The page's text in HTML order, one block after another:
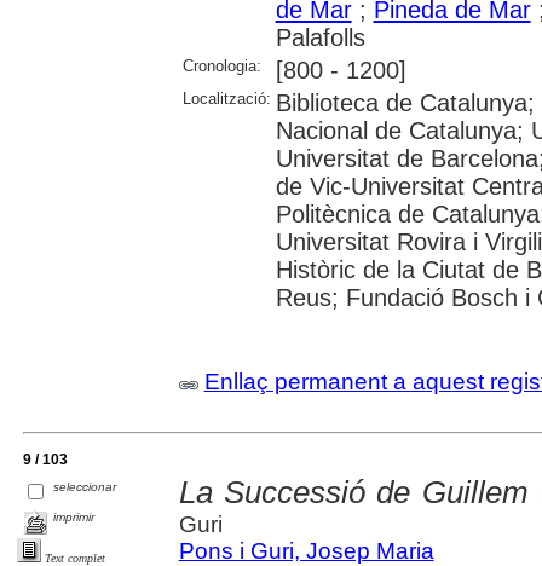
de Mar; Pineda de Mar
Palafolls
Cronologia: [800 - 1200]
Localització: Biblioteca de
Nacional de Catalunya;
Universitat de
de Vic-Universitat
Politècnica de
Universitat Rovira i
Històric de la Ciutat de
Reus; Fundació Bosch i
Enllaç permanent a aquest
9 / 103
seleccionar
imprimir
Text complet
La Successió de
Guri
Pons i Guri, Josep Maria